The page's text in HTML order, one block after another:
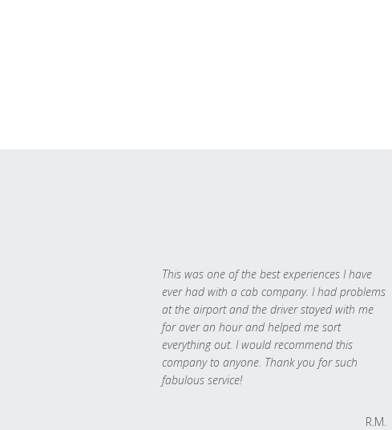
This was one of the best experiences I have
ever had with a cab company. I had problems
at the airport and the driver stayed with me
for over an hour and helped me sort
everything out. I would recommend this
company to anyone. Thank you for such
fabulous service!
R.M.